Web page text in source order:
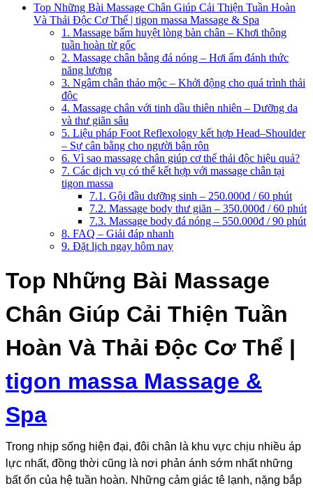
Top Những Bài Massage Chân Giúp Cải Thiện Tuần Hoàn
Và Thải Độc Cơ Thể | tigon massa Massage & Spa
1. Massage bấm huyệt lòng bàn chân – Khơi thông
tuần hoàn từ gốc
2. Massage chân bằng đá nóng – Hơi ấm đánh thức
năng lượng
3. Ngâm chân thảo mộc – Khởi động cho quá trình thải
độc
4. Massage chân với tinh dầu thiên nhiên – Dưỡng da
và thư giãn sâu
5. Liệu pháp Foot Reflexology kết hợp Head–Shoulder
– Sự cân bằng cho người bận rộn
6. Vì sao massage chân giúp cơ thể thải độc hiệu quả?
7. Các dịch vụ có thể kết hợp với massage chân tại
tigon massa
7.1. Gội đầu dưỡng sinh – 250.000đ / 60 phút
7.2. Massage body thư giãn – 350.000đ / 60 phút
7.3. Massage body đá nóng – 550.000đ / 90 phút
8. FAQ – Giải đáp nhanh
9. Đặt lịch ngay hôm nay
Top Những Bài Massage
Chân Giúp Cải Thiện Tuần
Hoàn Và Thải Độc Cơ Thể |
tigon massa Massage &
Spa
Trong nhịp sống hiện đại, đôi chân là khu vực chịu nhiều áp
lực nhất, đồng thời cũng là nơi phản ánh sớm nhất những
bất ổn của hệ tuần hoàn. Những cảm giác tê lạnh, nặng bắp